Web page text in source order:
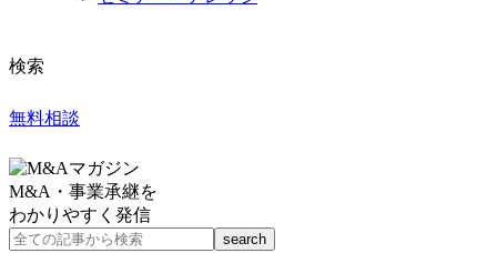
検索
無料相談
M&A・事業承継を
わかりやすく発信